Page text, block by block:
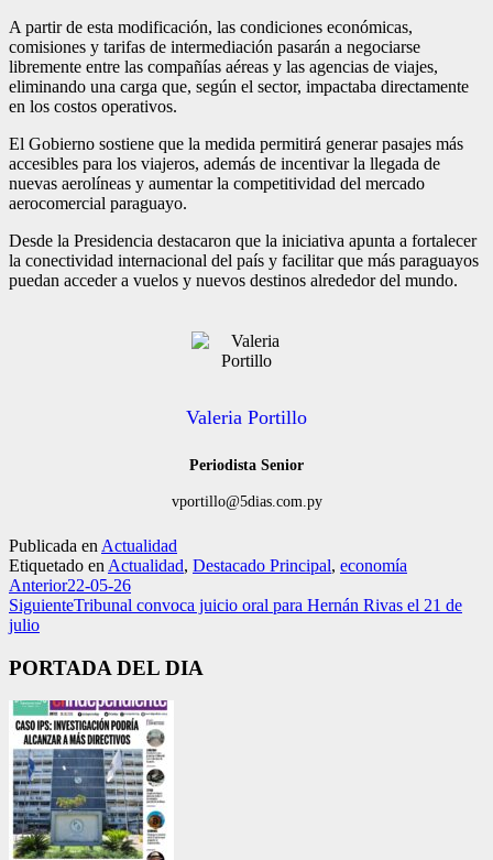
A partir de esta modificación, las condiciones económicas,
comisiones y tarifas de intermediación pasarán a negociarse
libremente entre las compañías aéreas y las agencias de viajes,
eliminando una carga que, según el sector, impactaba directamente
en los costos operativos.
El Gobierno sostiene que la medida permitirá generar pasajes más
accesibles para los viajeros, además de incentivar la llegada de
nuevas aerolíneas y aumentar la competitividad del mercado
aerocomercial paraguayo.
Desde la Presidencia destacaron que la iniciativa apunta a fortalecer
la conectividad internacional del país y facilitar que más paraguayos
puedan acceder a vuelos y nuevos destinos alrededor del mundo.
Valeria Portillo
Periodista Senior
vportillo@5dias.com.py
Publicada en Actualidad
Etiquetado en Actualidad, Destacado Principal, economía
Anterior22-05-26
SiguienteTribunal convoca juicio oral para Hernán Rivas el 21 de
julio
PORTADA DEL DIA